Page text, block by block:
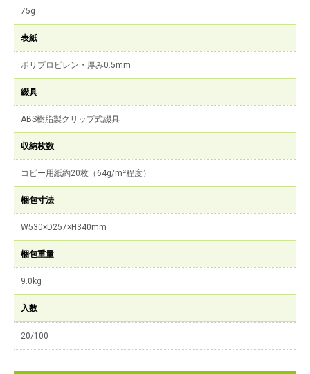
75g
表紙
ポリプロピレン・厚み0.5mm
綴具
ABS樹脂製クリップ式綴具
収納枚数
コピー用紙約20枚（64g/m²程度）
梱包寸法
W530×D257×H340mm
梱包重量
9.0kg
入数
20/100